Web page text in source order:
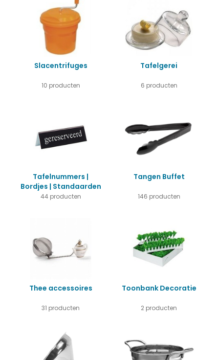
Slacentrifuges
10 producten
Tafelgerei
6 producten
Tafelnummers |
Bordjes | Standaarden
44 producten
Tangen Buffet
146 producten
Thee accessoires
31 producten
Toonbank Decoratie
2 producten